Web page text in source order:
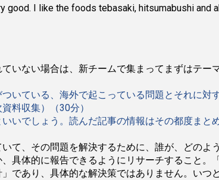
good. I like the foods tebasaki, hitsumabushi and
いない場合は、新チームで集まってまずはテー
いている、海外で起こっている問題とそれに対
料収集）（30分）
いでしょう。読んだ記事の情報はその都度まと
て、その問題を解決するために、誰が、どの
具体的に報告できるようにリサーチすること。
であり、具体的な解決策ではありません。い